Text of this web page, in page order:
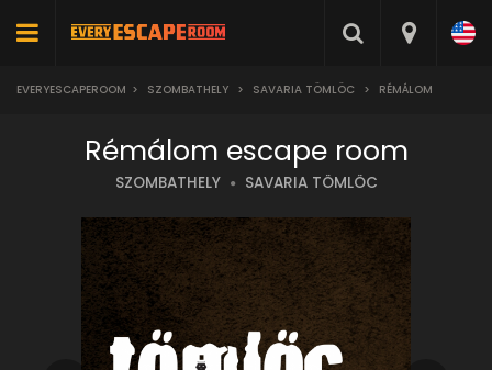
EVERYESCAPEROOM > SZOMBATHELY > SAVARIA TÖMLÖC > RÉMÁLOM
Rémálom escape room
SZOMBATHELY SAVARIA TÖMLÖC